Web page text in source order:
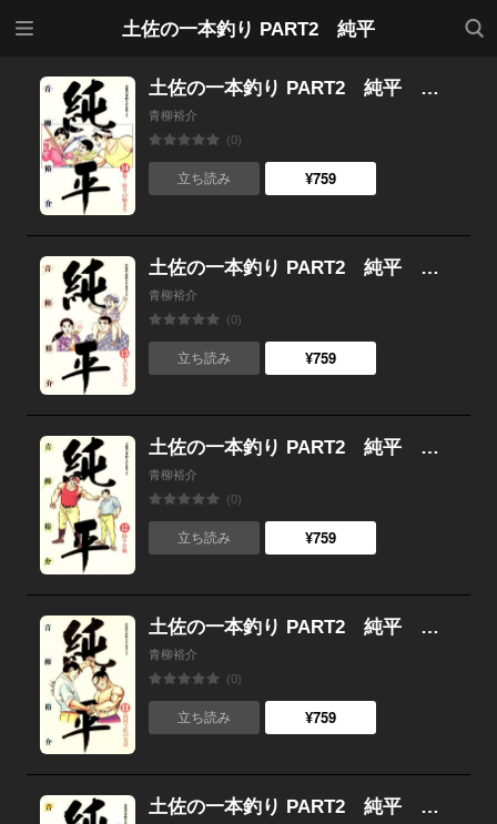
土佐の一本釣り PART2 純平
検索
土佐の一本釣り PART2 純平 （14）
青柳裕介
(0)
立ち読み ¥759
土佐の一本釣り PART2 純平 （13）
青柳裕介
(0)
立ち読み ¥759
土佐の一本釣り PART2 純平 （12）
青柳裕介
(0)
立ち読み ¥759
土佐の一本釣り PART2 純平 （11）
青柳裕介
(0)
立ち読み ¥759
土佐の一本釣り PART2 純平 （10）